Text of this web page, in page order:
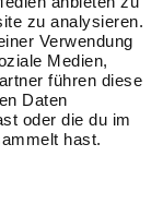
Entscheiden
viele Aufgaben